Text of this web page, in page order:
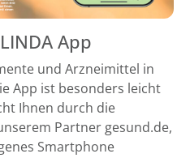
App
und Arzneimittel in
App ist besonders leicht
Ihnen durch die
Partner gesund.de,
Smartphone